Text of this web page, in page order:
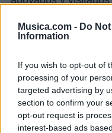
Musica.com - Do
Information
If you wish to opt-out of
processing of your
targeted advertising by
section to confirm your
opt-out request is
interest-based ads
¿Apoyar a Fernando
Ranking de Fernando